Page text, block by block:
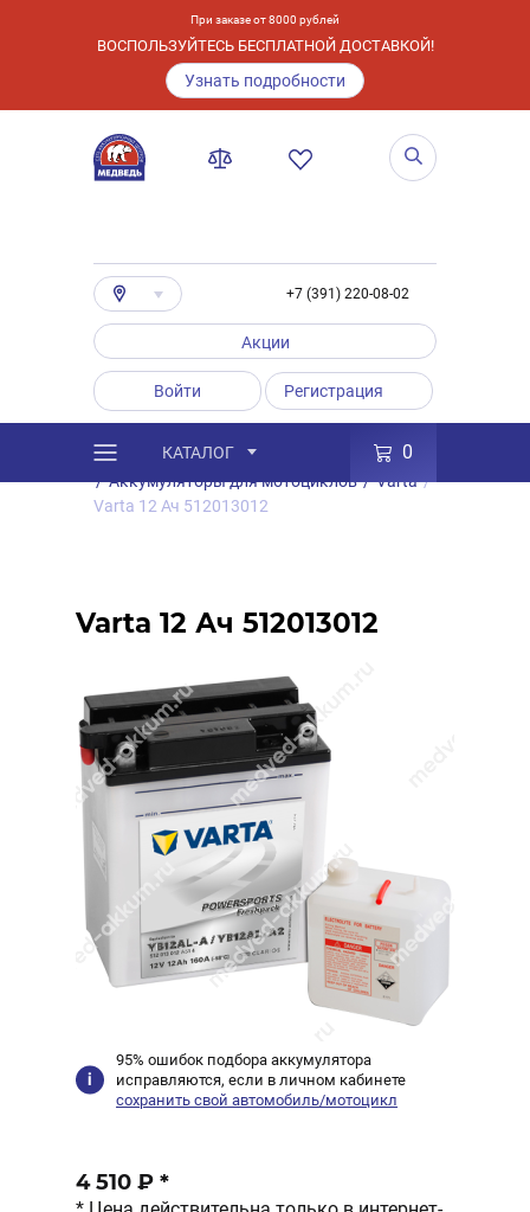
При заказе от 8000 рублей
ВОСПОЛЬЗУЙТЕСЬ БЕСПЛАТНОЙ ДОСТАВКОЙ!
Узнать подробности
+7 (391) 220-08-02
Акции
Войти Регистрация
КАТАЛОГ 0
Каталог / Товары
Аккумуляторы
/ Аккумуляторы для мотоциклов / Varta /
Varta 12 Ач 512013012
Varta 12 Ач 512013012
95% ошибок подбора аккумулятора
исправляются, если в личном кабинете
сохранить свой автомобиль/мотоцикл
4 510 ₽ *